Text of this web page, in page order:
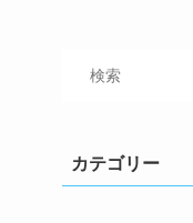
カテゴリー